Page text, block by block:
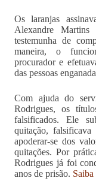
Os laranjas
Alexandre
testemunha de
maneira, o
procurador e
das pessoas
Com ajuda do
Rodrigues, os
falsificados. Ele
quitação, falsificava
apoderar-se dos
quitações. Por
Rodrigues já foi
anos de prisão.